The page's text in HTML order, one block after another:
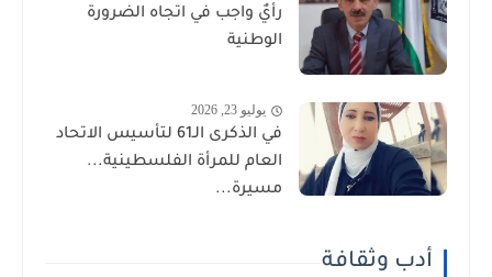
رأيٌ واجب في اتجاه الضرورة
الوطنية
يوليو 23, 2026
في الذكرى الـ61 لتأسيس الاتحاد
العام للمرأة الفلسطينية...
مسيرة...
أدب وثقافة